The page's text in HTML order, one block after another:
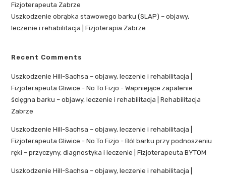
Fizjoterapeuta Zabrze
Uszkodzenie obrąbka stawowego barku (SLAP) – objawy,
leczenie i rehabilitacja | Fizjoterapia Zabrze
Recent Comments
Uszkodzenie Hill-Sachsa – objawy, leczenie i rehabilitacja |
Fizjoterapeuta Gliwice - No To Fizjo -Wapniejące zapalenie
ścięgna barku – objawy, leczenie i rehabilitacja | Rehabilitacja
Zabrze
Uszkodzenie Hill-Sachsa – objawy, leczenie i rehabilitacja |
Fizjoterapeuta Gliwice - No To Fizjo -Ból barku przy podnoszeniu
ręki – przyczyny, diagnostyka i leczenie | Fizjoterapeuta BYTOM
Uszkodzenie Hill-Sachsa – objawy, leczenie i rehabilitacja |